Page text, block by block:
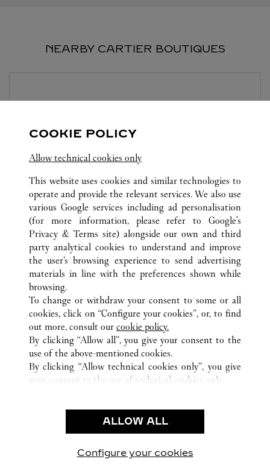
NEARBY CARTIER BOUTIQUES
ALL CARTIER LOCATIONS SPAIN
MADRID
MADRID
PLAZA CANALEJAS, 1
CUSTOMER CARE
CONTACT US
OUR COMPANY
FIND A BOUTIQUE
LEGAL AREA
COOKIE POLICY
Allow technical cookies only
This website uses cookies and similar technologies to
operate and provide the relevant services. We also use
various Google services including ad personalisation
(for more information, please refer to Google's
Privacy & Terms site) alongside our own and third
party analytical cookies to understand and improve
the user’s browsing experience to send advertising
materials in line with the preferences shown while
browsing.
To change or withdraw your consent to some or all
cookies, click on “Configure your cookies”, or, to find
out more, consult our cookie policy.
By clicking “Allow all”, you give your consent to the
use of the above-mentioned cookies.
By clicking “Allow technical cookies only”, you give
your consent to the use of technical cookies only.
ALLOW ALL
Configure your cookies